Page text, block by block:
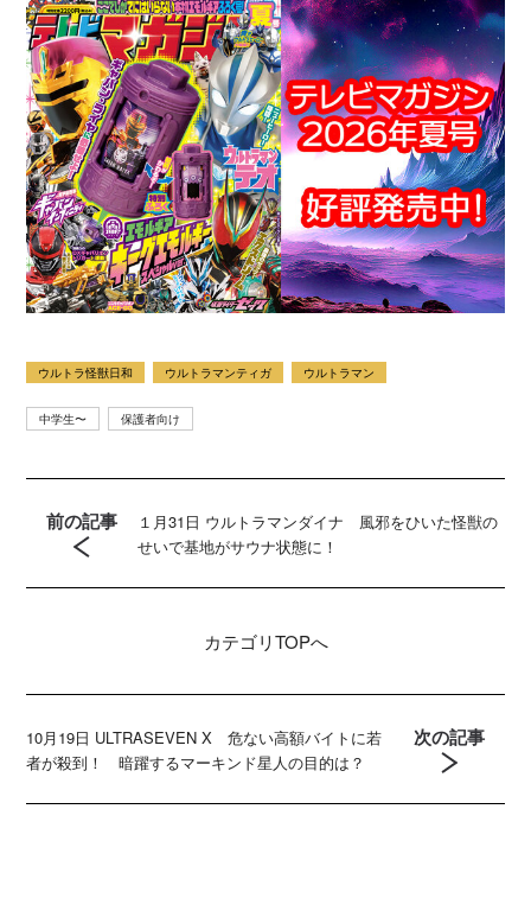
ウルトラ怪獣日和 ウルトラマンティガ ウルトラマン
中学生〜 保護者向け
前の記事
１月31日 ウルトラマンダイナ 風邪をひいた怪獣の
せいで基地がサウナ状態に！
カテゴリTOPへ
10月19日 ULTRASEVEN X 危ない高額バイトに若
者が殺到！ 暗躍するマーキンド星人の目的は？
次の記事